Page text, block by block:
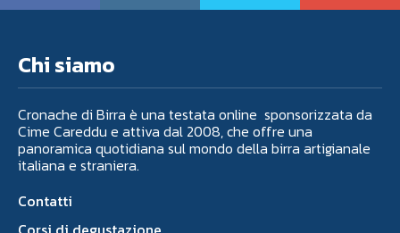
Chi siamo
Cronache di Birra è una testata online sponsorizzata da
Cime Careddu e attiva dal 2008, che offre una
panoramica quotidiana sul mondo della birra artigianale
italiana e straniera.
Contatti